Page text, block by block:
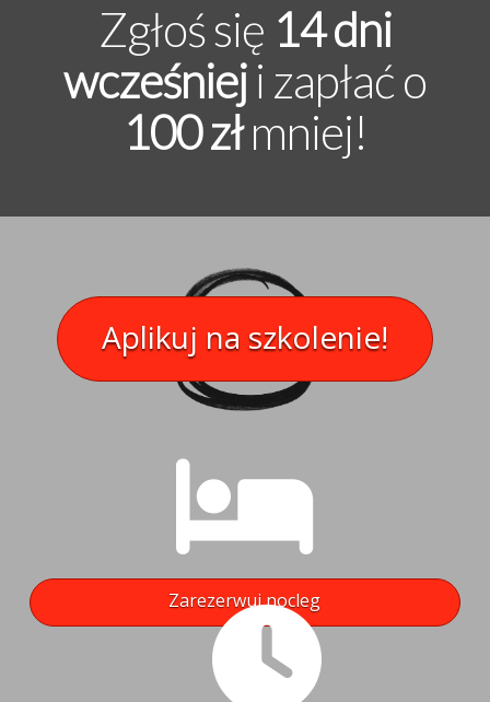
Zgłoś się 14 dni
wcześnieji zapłać o
100 złmniej!
Aplikuj na szkolenie!
Zarezerwuj nocleg